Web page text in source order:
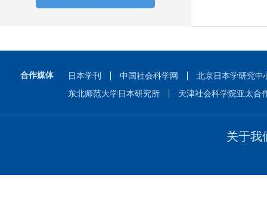
合作媒体 日本学刊 中国社会科学网
北京日本学研究中
东北师范大学日本研究所
天津社会科学院亚太合
关于我